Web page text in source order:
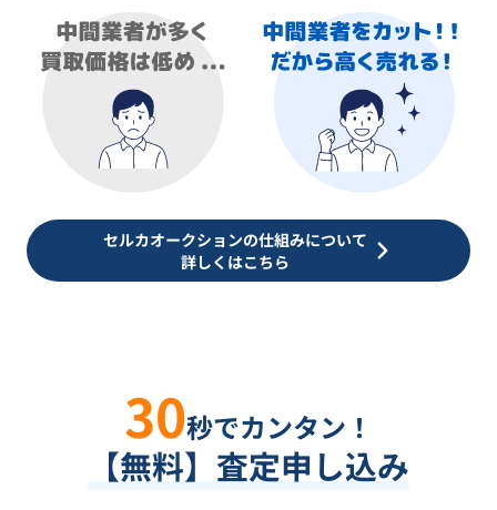
セルカオークションの仕組みについて
詳しくはこちら
30秒でカンタン！
【無料】査定申し込み